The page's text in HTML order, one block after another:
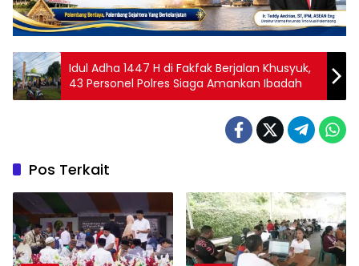
Idul Adha 1447 H di Fakfak Berjalan Khusyuk,
43 Personel Polres Siaga Amankan Ibadah
Pos Terkait